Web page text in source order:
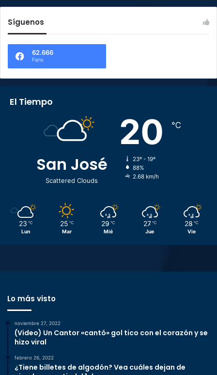
Síguenos
62.666
Fans
El Tiempo
San José
Scattered Clouds
20 ℃
23º - 19º
88%
2.68 km/h
23 ℃
Lun
25 ℃
Mar
29 ℃
Mié
27 ℃
Jue
28 ℃
Vie
Lo más visto
noviembre 27, 2022
(Video) Un Cantor «cantó» gol tico con el corazón y se
hizo viral
febrero 26, 2022
¿Tiene billetes de algodón? Vea cuáles dejan de